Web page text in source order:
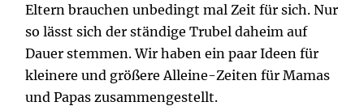
Eltern brauchen unbedingt mal Zeit für sich. Nur
so lässt sich der ständige Trubel daheim auf
Dauer stemmen. Wir haben ein paar Ideen für
kleinere und größere Alleine-Zeiten für Mamas
und Papas zusammengestellt.